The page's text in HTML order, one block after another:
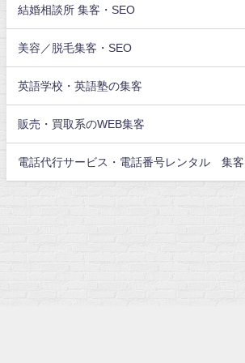
結婚相談所 集客・SEO
美容／脱毛集客・SEO
英語学校・英語塾の集客
販売・買取系のWEB集客
電話代行サービス・電話番号レンタル 集